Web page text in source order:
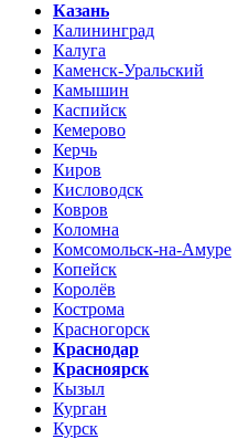
Казань
Калининград
Калуга
Каменск-Уральский
Камышин
Каспийск
Кемерово
Керчь
Киров
Кисловодск
Ковров
Коломна
Комсомольск-на-Амуре
Копейск
Королёв
Кострома
Красногорск
Краснодар
Красноярск
Кызыл
Курган
Курск